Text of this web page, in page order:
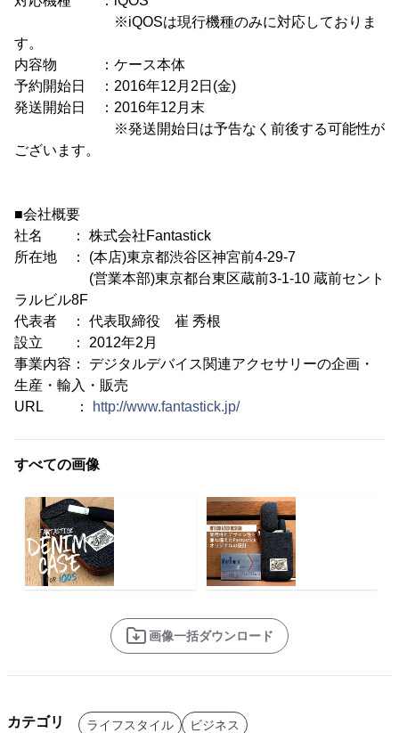
※iQOSは現行機種のみに対応しておりま
す。
内容物 ：ケース本体
予約開始日 ：2016年12月2日(金)
発送開始日 ：2016年12月末
※発送開始日は予告なく前後する可能性が
ございます。
■会社概要
社名 ： 株式会社Fantastick
所在地 ： (本店)東京都渋谷区神宮前4-29-7
(営業本部)東京都台東区蔵前3-1-10 蔵前セント
ラルビル8F
代表者 ： 代表取締役 崔 秀根
設立 ： 2012年2月
事業内容： デジタルデバイス関連アクセサリーの企画・
生産・輸入・販売
URL ：
http://www.fantastick.jp/
すべての画像
画像一括ダウンロード
カテゴリ ライフスタイル ビジネス